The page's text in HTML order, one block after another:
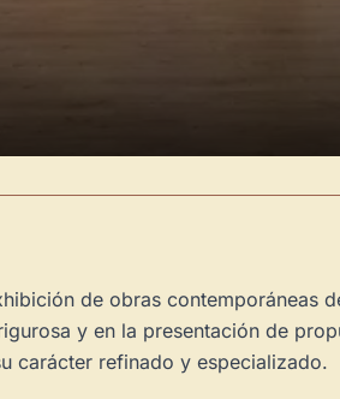
de obras contemporáneas
y en la presentación de
carácter refinado y especializado.